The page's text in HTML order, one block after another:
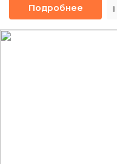
Подробнее